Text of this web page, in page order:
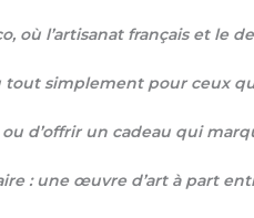
où l’artisanat français et le
tout simplement pour ceux
d’offrir un cadeau qui
: une œuvre d’art à part